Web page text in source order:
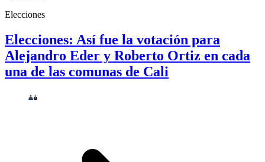
Elecciones
Elecciones: Así fue la votación para
Alejandro Eder y Roberto Ortiz en cada
una de las comunas de Cali